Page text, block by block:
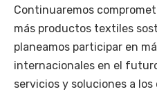
Continuaremos
más productos textiles
planeamos participar en
internacionales en el
servicios y soluciones a